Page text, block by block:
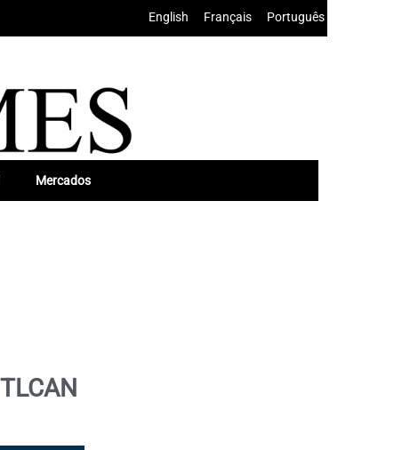
English Français Português
Mercados